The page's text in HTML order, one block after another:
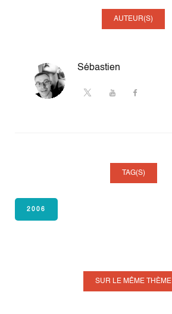
AUTEUR(S)
Sébastien
TAG(S)
2006
SUR LE MÊME THÈME